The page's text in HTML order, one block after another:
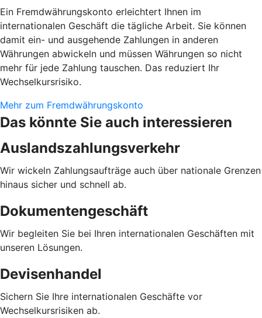
Ein Fremdwährungskonto erleichtert Ihnen im
internationalen Geschäft die tägliche Arbeit. Sie können
damit ein- und ausgehende Zahlungen in anderen
Währungen abwickeln und müssen Währungen so nicht
mehr für jede Zahlung tauschen. Das reduziert Ihr
Wechselkursrisiko.
Mehr zum Fremdwährungskonto
Das könnte Sie auch interessieren
Auslandszahlungsverkehr
Wir wickeln Zahlungsaufträge auch über nationale Grenzen
hinaus sicher und schnell ab.
Dokumentengeschäft
Wir begleiten Sie bei Ihren internationalen Geschäften mit
unseren Lösungen.
Devisenhandel
Sichern Sie Ihre internationalen Geschäfte vor
Wechselkursrisiken ab.